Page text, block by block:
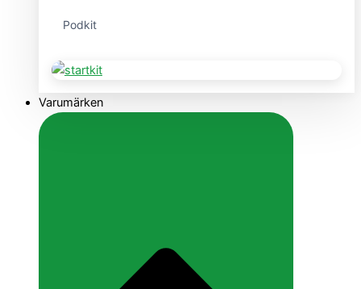
Podkit
Varumärken